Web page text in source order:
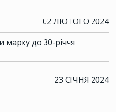
02 ЛЮТОГО 2024
марку до 30-річчя
23 СІЧНЯ 2024